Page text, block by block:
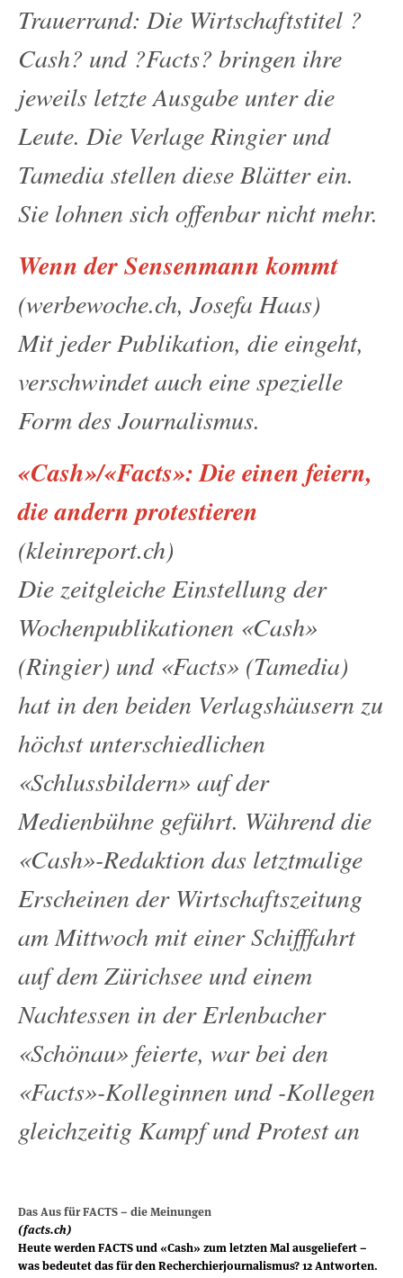
Trauerrand: Die Wirtschaftstitel ?
Cash? und ?Facts? bringen ihre
jeweils letzte Ausgabe unter die
Leute. Die Verlage Ringier und
Tamedia stellen diese Blätter ein.
Sie lohnen sich offenbar nicht mehr.
Wenn der Sensenmann kommt
(werbewoche.ch, Josefa Haas)
Mit jeder Publikation, die eingeht,
verschwindet auch eine spezielle
Form des Journalismus.
«Cash»/«Facts»: Die einen feiern,
die andern protestieren
(kleinreport.ch)
Die zeitgleiche Einstellung der
Wochenpublikationen «Cash»
(Ringier) und «Facts» (Tamedia)
hat in den beiden Verlagshäusern zu
höchst unterschiedlichen
«Schlussbildern» auf der
Medienbühne geführt. Während die
«Cash»-Redaktion das letztmalige
Erscheinen der Wirtschaftszeitung
am Mittwoch mit einer Schifffahrt
auf dem Zürichsee und einem
Nachtessen in der Erlenbacher
«Schönau» feierte, war bei den
«Facts»-Kolleginnen und -Kollegen
gleichzeitig Kampf und Protest an
Das Aus für FACTS – die Meinungen
(facts.ch)
Heute werden FACTS und «Cash» zum letzten Mal ausgeliefert –
was bedeutet das für den Recherchierjournalismus? 12 Antworten.